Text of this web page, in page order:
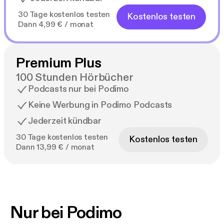
30 Tage kostenlos testen
Dann 4,99 € / monat
Kostenlos testen
Premium Plus
100 Stunden Hörbücher
Podcasts nur bei Podimo
Keine Werbung in Podimo Podcasts
Jederzeit kündbar
30 Tage kostenlos testen
Dann 13,99 € / monat
Kostenlos testen
Nur bei Podimo